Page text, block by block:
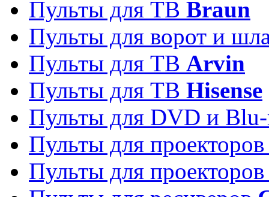
Пульты для ТВ Braun
Пульты для ворот и
Пульты для ТВ Arvin
Пульты для ТВ Hisense
Пульты для DVD и
Пульты для
Пульты для